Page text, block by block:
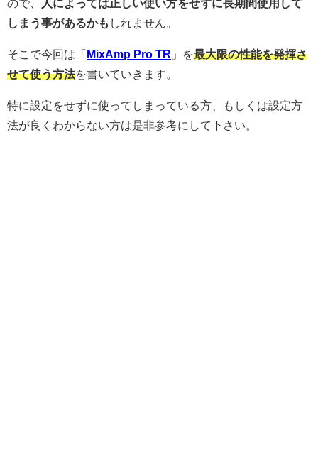
ので、
人によっては正しい使い方をせずに長期間使用して
しまう事があるかも しれません。
そこで今回は「MixAmp Pro TR 」を最大限の性能を発揮さ
せて使う方法を書いていきます。
特に設定をせずに使ってしまっている方、もしくは設定方
法が良くわからない方は是非参考にして下さい。